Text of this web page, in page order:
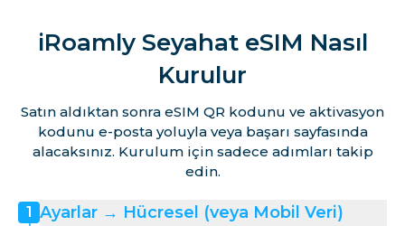
iRoamly Seyahat eSIM Nasıl
Kurulur
Satın aldıktan sonra eSIM QR kodunu ve aktivasyon
kodunu e-posta yoluyla veya başarı sayfasında
alacaksınız. Kurulum için sadece adımları takip
edin.
1
Ayarlar → Hücresel (veya Mobil Veri)